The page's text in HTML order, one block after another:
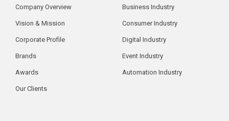
Company Overview
Vision & Mission
Corporate Profile
Brands
Awards
Our Clients
Business Industry
Consumer Industry
Digital Industry
Event Industry
Automation Industry